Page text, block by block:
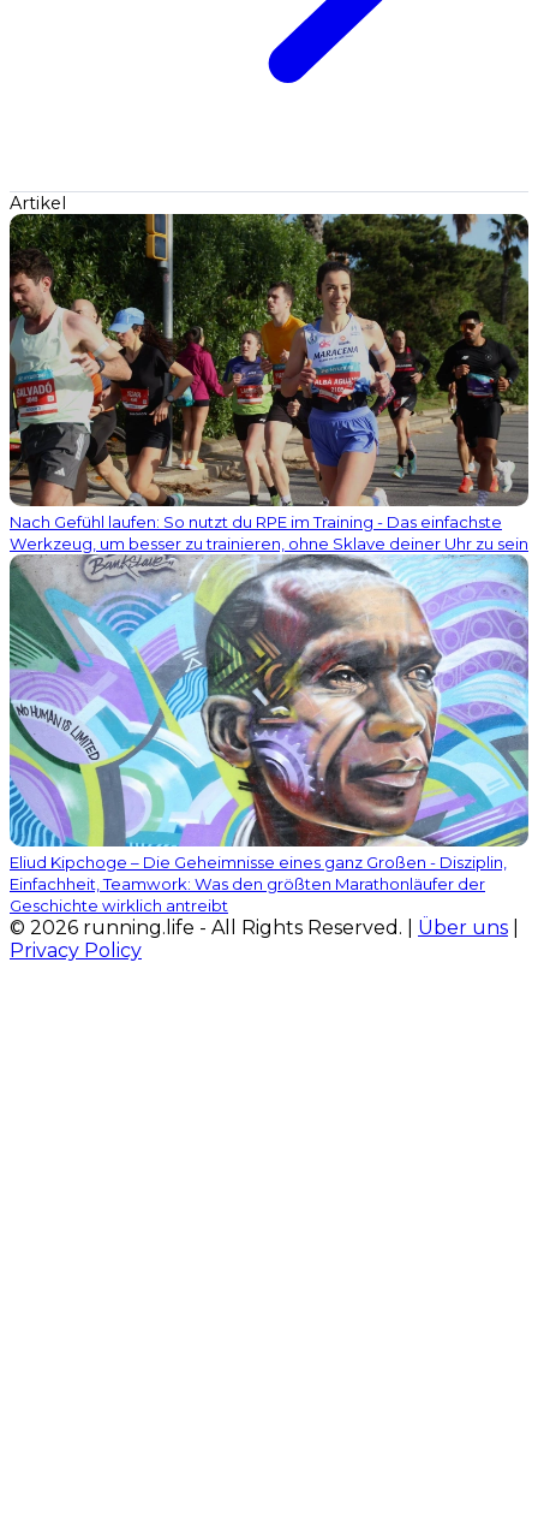
Artikel
Nach Gefühl laufen: So nutzt du RPE im Training - Das einfachste
Werkzeug, um besser zu trainieren, ohne Sklave deiner Uhr zu sein
Eliud Kipchoge – Die Geheimnisse eines ganz Großen - Disziplin,
Einfachheit, Teamwork: Was den größten Marathonläufer der
Geschichte wirklich antreibt
© 2026 running.life - All Rights Reserved. | Über uns
Privacy Policy